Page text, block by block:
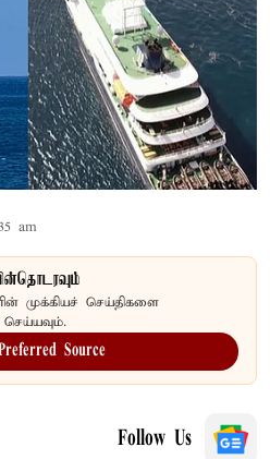
am
முக்கியச் செய்திகளை
Source
Follow Us